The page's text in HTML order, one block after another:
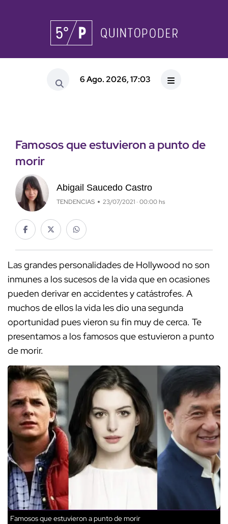
6 Ago. 2026, 17:03
Famosos que estuvieron a punto de
morir
Abigail Saucedo Castro
TENDENCIAS 23/07/2021 · 00:00 hs
Las grandes personalidades de Hollywood no son
inmunes a los sucesos de la vida que en ocasiones
pueden derivar en accidentes y catástrofes. A
muchos de ellos la vida les dio una segunda
oportunidad pues vieron su fin muy de cerca. Te
presentamos a los famosos que estuvieron a punto
de morir.
Famosos que estuvieron a punto de morir